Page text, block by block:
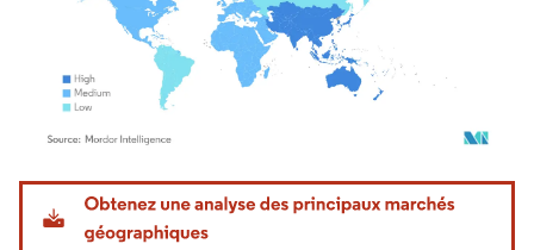
Image © Mordor Intelligence. La réutilisation nécessite une attribution sous CC BY